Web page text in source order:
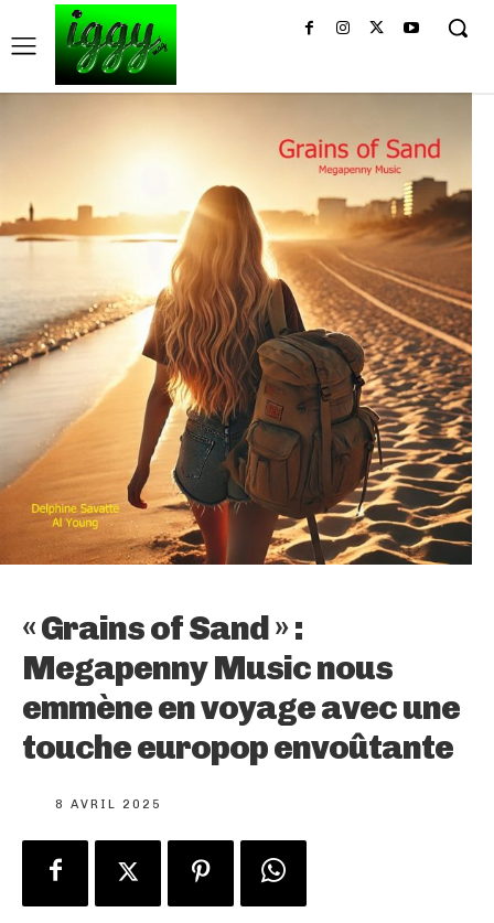
« Grains of Sand » :
Megapenny Music nous
emmène en voyage avec une
touche europop envoûtante
8 AVRIL 2025